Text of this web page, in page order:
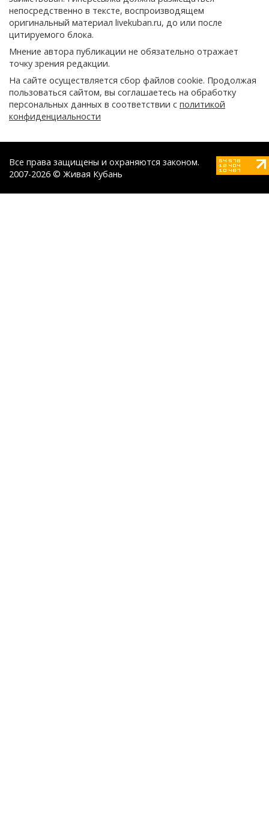
непосредственно в тексте, воспроизводящем
оригинальный материал livekuban.ru, до или после
цитируемого блока.
Мнение автора публикации не обязательно отражает
точку зрения редакции.
На сайте осуществляется сбор файлов cookie. Продолжая
пользоваться сайтом, вы соглашаетесь на обработку
персональных данных в соответствии с политикой
конфиденциальности
Все права защищены и охраняются законом.
2007-2026 © Живая Кубань